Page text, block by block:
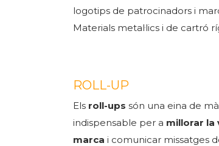
logotips de patrocinadors i
Materials metal·lics i de cartró
ROLL-UP
Els roll-ups són una eina de
indispensable per a millorar la
marca i comunicar missatges